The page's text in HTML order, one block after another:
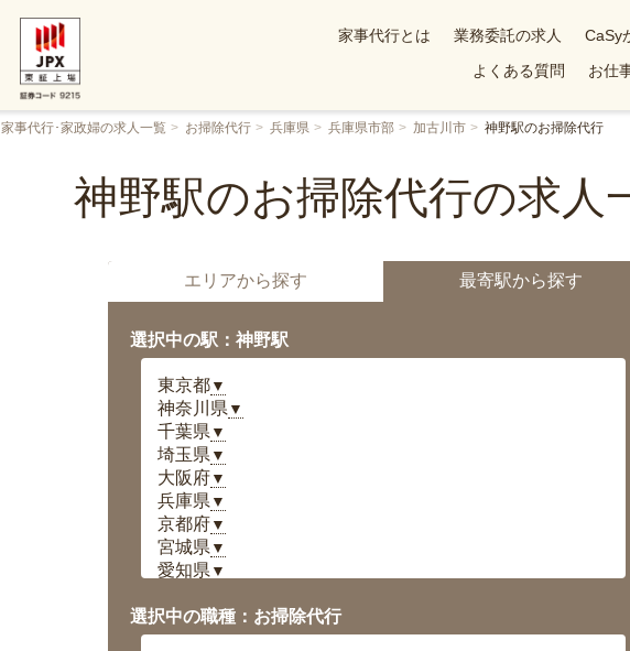
家事代行とは 業務委託の求人 CaSy
よくある質問
お仕
家事代行･家政婦の求人一覧 お掃除代行 兵庫県 兵庫県市部 加古川市 神野駅のお掃除代行
神野駅のお掃除代行の求人
エリアから探す 最寄駅から探す
選択中の駅：神野駅
東京都▼
神奈川県 ▼
千葉県 ▼
埼玉県 ▼
大阪府▼
兵庫県 ▼
京都府▼
宮城県 ▼
愛知県 ▼
岡山県▼
広島県▼
選択中の職種：お掃除代行